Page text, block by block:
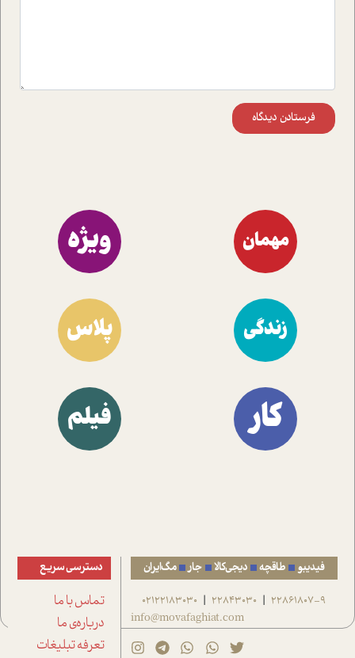
فرستادن دیدگاه
مهمان ویژه
زندگی پلاس
کار فیلم
فیدیبو طاقچه دیجی‌کالا جار مگ‌ایران
22861807-9
|
22843030
|
02122183030
info@movafaghiat.com
دسترسی سریع
تماس با ما
درباره‌ی ما
تعرفه تبلیغات